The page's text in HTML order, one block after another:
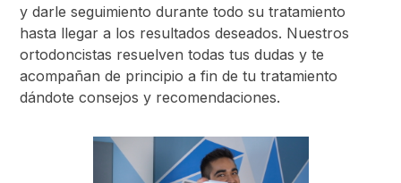
y darle seguimiento durante todo su tratamiento
hasta llegar a los resultados deseados. Nuestros
ortodoncistas resuelven todas tus dudas y te
acompañan de principio a fin de tu tratamiento
dándote consejos y recomendaciones.